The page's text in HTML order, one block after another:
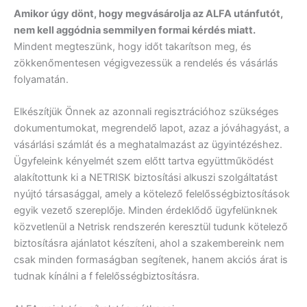
Amikor úgy dönt, hogy megvásárolja az ALFA utánfutót,
nem kell aggódnia semmilyen formai kérdés miatt.
Mindent megteszünk, hogy időt takarítson meg, és
zökkenőmentesen végigvezessük a rendelés és vásárlás
folyamatán.
Elkészítjük Önnek az azonnali regisztrációhoz szükséges
dokumentumokat, megrendelő lapot, azaz a jóváhagyást, a
vásárlási számlát és a meghatalmazást az ügyintézéshez.
Ügyfeleink kényelmét szem előtt tartva együttműködést
alakítottunk ki a NETRISK biztosítási alkuszi szolgáltatást
nyújtó társasággal, amely a kötelező felelősségbiztosítások
egyik vezető szereplője. Minden érdeklődő ügyfelünknek
közvetlenül a Netrisk rendszerén keresztül tudunk kötelező
biztosításra ajánlatot készíteni, ahol a szakembereink nem
csak minden formaságban segítenek, hanem akciós árat is
tudnak kínálni a f felelősségbiztosításra.